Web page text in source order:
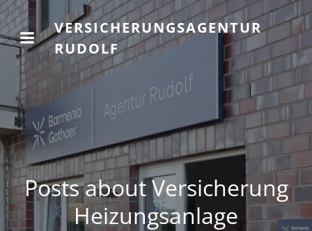
VERSICHERUNGSAGENTUR
RUDOLF
Posts about Versicherung
Heizungsanlage